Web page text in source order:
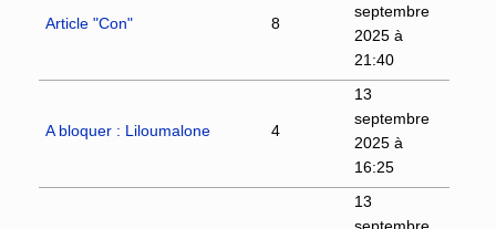
Article "Con" 8
septembre
2025 à
21:40
A bloquer : Liloumalone 4
13
septembre
2025 à
16:25
13